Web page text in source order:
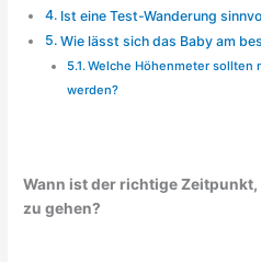
Ist eine Test-Wanderung
Wie lässt sich das Baby am
Welche Höhenmeter sollten
werden?
Wann ist der richtige Zeitpunkt,
zu gehen?